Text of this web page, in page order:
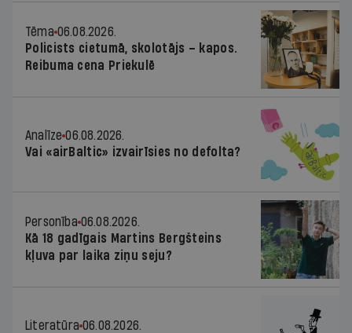
Tēma 06.08.2026.
Policists cietumā, skolotājs – kapos.
Reibuma cena Priekulē
Analīze 06.08.2026.
Vai «airBaltic» izvairīsies no defolta?
Personība 06.08.2026.
Kā 18 gadīgais Martins Bergšteins
kļuva par laika ziņu seju?
Literatūra 06.08.2026.